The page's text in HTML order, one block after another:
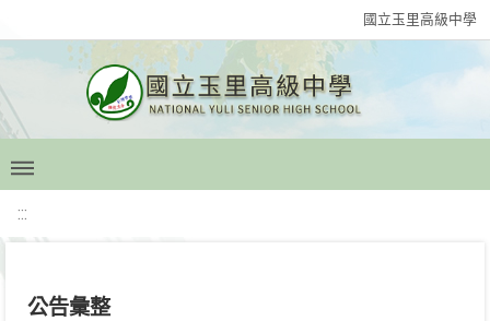
國立玉里高級中學
:::
公告彙整